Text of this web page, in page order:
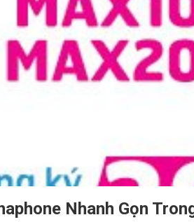
Nhanh Gọn